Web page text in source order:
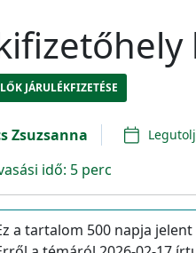
JÁRULÉKFIZETÉSE
Zsuzsanna
idő: 5 perc
a tartalom 500 napja